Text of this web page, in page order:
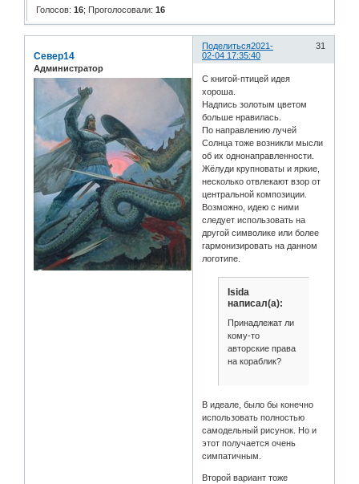
Голосов: 16; Проголосовали: 16
Поделиться 31
2021-
02-04 17:35:40
Север14
Администратор
С книгой-птицей идея
хороша.
Надпись золотым цветом
больше нравилась.
По направлению лучей
Солнца тоже возникли мысли
об их однонаправленности.
Жёлуди крупноваты и яркие,
несколько отвлекают взор от
центральной композиции.
Возможно, идею с ними
следует использовать на
другой символике или более
гармонизировать на данном
логотипе.
Isida
написал(а):
Принадлежат ли
кому-то
авторские права
на кораблик?
В идеале, было бы конечно
использовать полностью
самодельный рисунок. Но и
этот получается очень
симпатичным.
Второй вариант тоже